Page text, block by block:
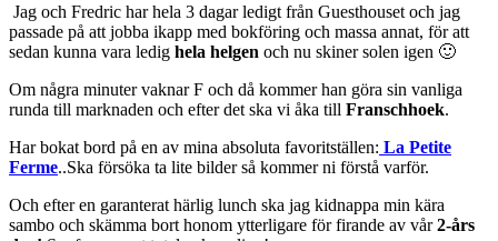
Jag och Fredric har hela 3 dagar ledigt från Guesthouset och jag
passade på att jobba ikapp med bokföring och massa annat, för att
sedan kunna vara ledig hela helgen och nu skiner solen igen 🙂
Om några minuter vaknar F och då kommer han göra sin vanliga
runda till marknaden och efter det ska vi åka till Franschhoek.
Har bokat bord på en av mina absoluta favoritställen: La Petite
Ferme..Ska försöka ta lite bilder så kommer ni förstå varför.
Och efter en garanterat härlig lunch ska jag kidnappa min kära
sambo och skämma bort honom ytterligare för firande av vår2-års